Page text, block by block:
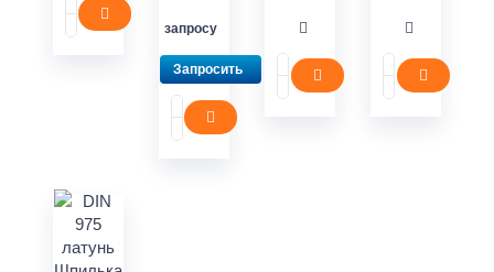
запросу
Запросить